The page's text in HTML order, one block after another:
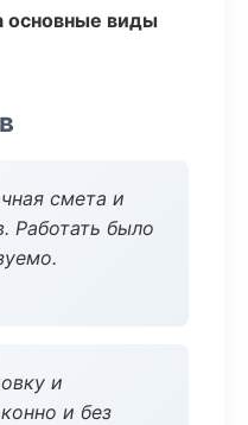
основные виды
смета и
Работать было
и
и без